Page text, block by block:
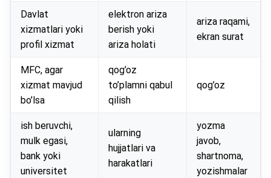
Davlat
xizmatlari yoki
profil xizmat
elektron ariza
berish yoki
ariza holati
ariza raqami,
ekran surat
MFC, agar
xizmat mavjud
bo’lsa
qog’oz
to’plamni qabul
qilish
qog’oz
ish beruvchi,
mulk egasi,
bank yoki
universitet
ularning
hujjatlari va
harakatlari
yozma
javob,
shartnoma,
yozishmalar